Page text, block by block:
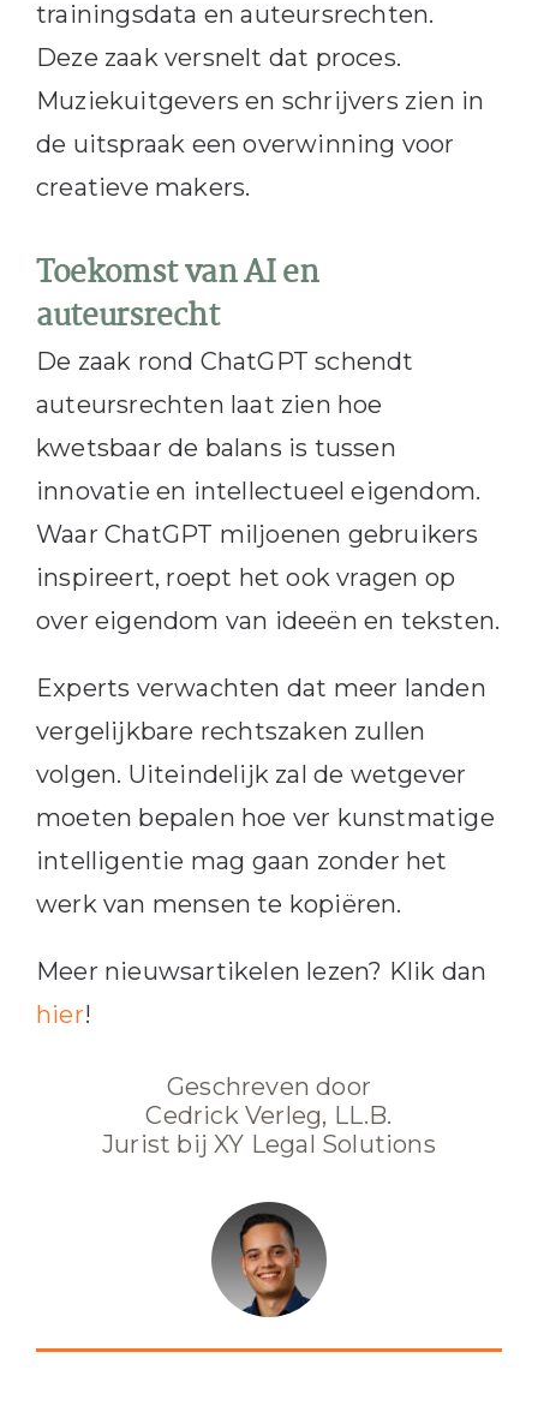
trainingsdata en auteursrechten.
Deze zaak versnelt dat proces.
Muziekuitgevers en schrijvers zien in
de uitspraak een overwinning voor
creatieve makers.
Toekomst van AI en
auteursrecht
De zaak rond ChatGPT schendt
auteursrechten laat zien hoe
kwetsbaar de balans is tussen
innovatie en intellectueel eigendom.
Waar ChatGPT miljoenen gebruikers
inspireert, roept het ook vragen op
over eigendom van ideeën en teksten.
Experts verwachten dat meer landen
vergelijkbare rechtszaken zullen
volgen. Uiteindelijk zal de wetgever
moeten bepalen hoe ver kunstmatige
intelligentie mag gaan zonder het
werk van mensen te kopiëren.
Meer nieuwsartikelen lezen? Klik dan
hier!
Geschreven door
Cedrick Verleg, LL.B.
Jurist bij XY Legal Solutions